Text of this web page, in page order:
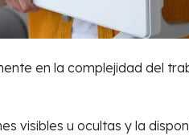
en la complejidad del
visibles u ocultas y la